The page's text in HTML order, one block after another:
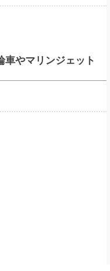
車やマリンジェット